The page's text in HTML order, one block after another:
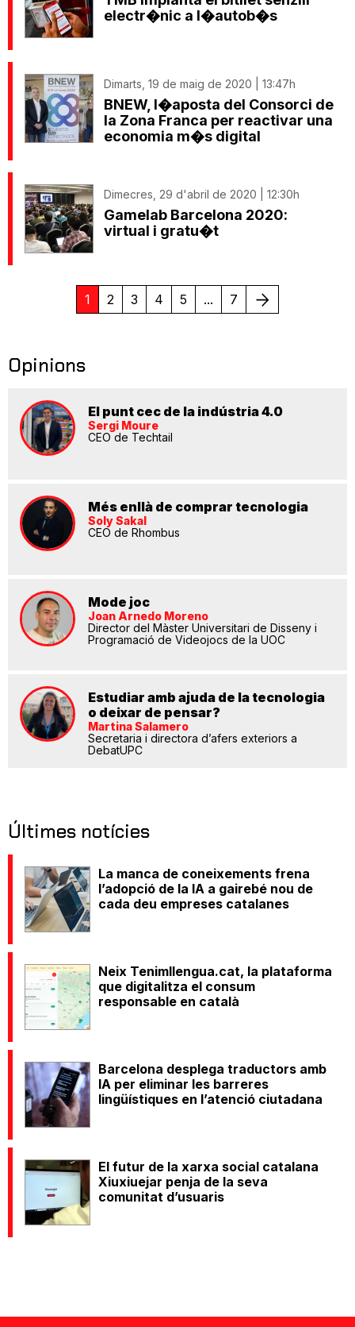
electr�nic a l�autob�s
Dimarts, 19 de maig de 2020 | 13:47h
BNEW, l�aposta del Consorci de
la Zona Franca per reactivar una
economia m�s digital
Dimecres, 29 d'abril de 2020 | 12:30h
Gamelab Barcelona 2020:
virtual i gratu�t
1 2 3 4 5 ... 7 Següent
Opinions
El punt cec de la indústria 4.0
Sergi Moure
CEO de Techtail
Més enllà de comprar tecnologia
Soly Sakal
CEO de Rhombus
Mode joc
Joan Arnedo Moreno
Director del Màster Universitari de Disseny i
Programació de Videojocs de la UOC
Estudiar amb ajuda de la tecnologia
o deixar de pensar?
Martina Salamero
Secretaria i directora d’afers exteriors a
DebatUPC
Últimes notícies
La manca de coneixements frena
l’adopció de la IA a gairebé nou de
cada deu empreses catalanes
Neix Tenimllengua.cat, la plataforma
que digitalitza el consum
responsable en català
Barcelona desplega traductors amb
IA per eliminar les barreres
lingüístiques en l’atenció ciutadana
El futur de la xarxa social catalana
Xiuxiuejar penja de la seva
comunitat d’usuaris